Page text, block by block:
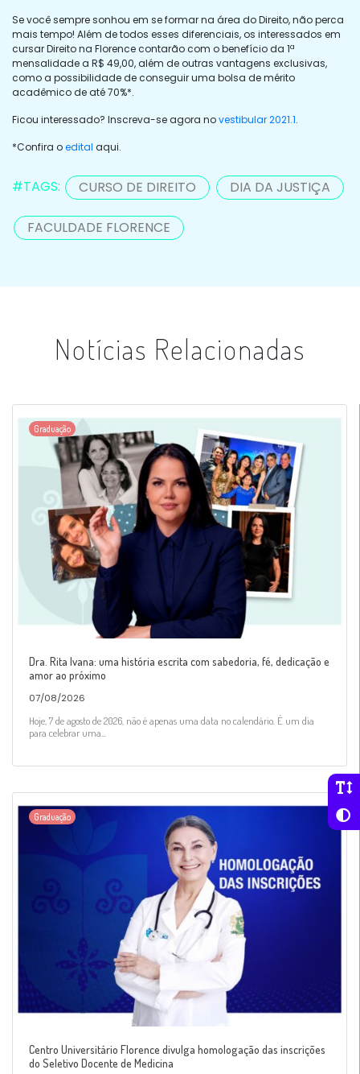
Se você sempre sonhou em se formar na área do Direito, não perca
mais tempo! Além de todos esses diferenciais, os interessados em
cursar Direito na Florence contarão com o benefício da 1ª
mensalidade a R$ 49,00, além de outras vantagens exclusivas,
como a possibilidade de conseguir uma bolsa de mérito
acadêmico de até 70%*.
Ficou interessado? Inscreva-se agora novestibular 2021.1.
*Confira oedital aqui.
#TAGS: CURSO DE DIREITO DIA DA JUSTIÇA
FACULDADE FLORENCE
Notícias Relacionadas
Graduação
Dra. Rita Ivana: uma história escrita com sabedoria, fé, dedicação e
amor ao próximo
07/08/2026
Hoje, 7 de agosto de 2026, não é apenas uma data no calendário. É um dia
para celebrar uma...
Graduação
Centro Universitário Florence divulga homologação das inscrições
do Seletivo Docente de Medicina